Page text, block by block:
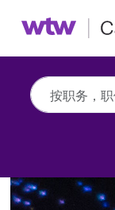
按
职
部
门，